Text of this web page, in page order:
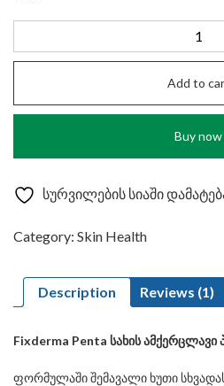
Penta
pads
pads
Add to
Buy now
სურვილების სიაში
Category: Skin Health
Description Reviews (1)
Fixderma Penta სახისამქერცლავი
ფორმულაში შემავალი ხუთი